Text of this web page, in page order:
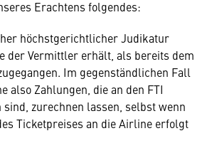
Erachtens folgendes:
höchstgerichtlicher Judikatur
der Vermittler erhält, als bereits dem
Im gegenständlichen Fall
also Zahlungen, die an den FTI
zurechnen lassen, selbst wenn
Ticketpreises an die Airline erfolgt